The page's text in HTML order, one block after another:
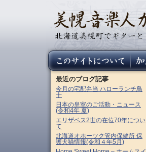
最近のブログ記事
今月の宅配弁当 ハローランチ鳥
十
日本の皇室のご活動・ニュース
(令和4年 夏)
エリザベス2世の在位70年につい
て
北海道オホーツク管内保健所 保
護犬猫情報(令和４年5月)